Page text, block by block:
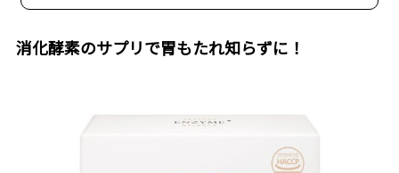
消化酵素のサプリで胃もたれ知らずに！